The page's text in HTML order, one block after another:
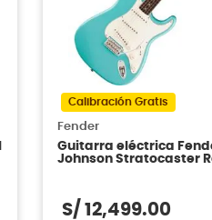
Calibración Gratis
Fender
Guitarra eléctrica
Johnson Stratocaster
S/ 12,499.00